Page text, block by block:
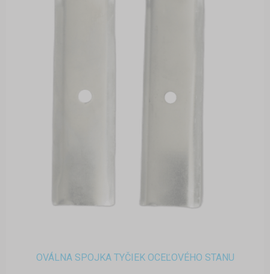
OVÁLNA SPOJKA TYČIEK OCEĽOVÉHO STANU